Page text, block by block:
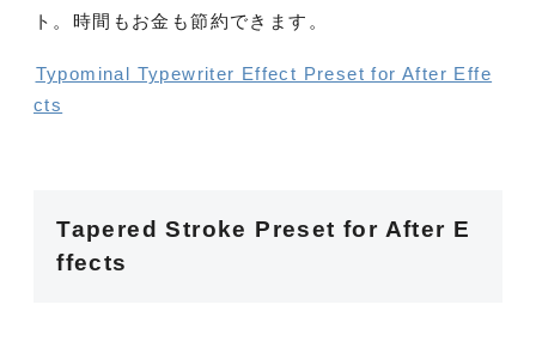
ト。時間もお金も節約できます。
Typominal Typewriter Effect Preset for After Effe
cts
Tapered Stroke Preset for After E
ffects